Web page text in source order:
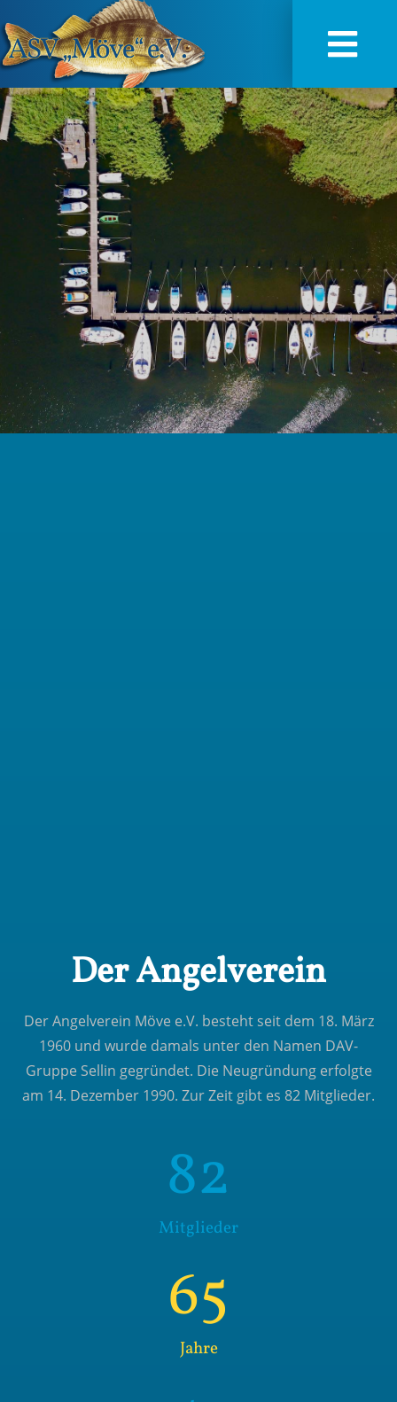
Der Angelverein
Der Angelverein Möve e.V. besteht seit dem 18. März
1960 und wurde damals unter den Namen DAV-
Gruppe Sellin gegründet. Die Neugründung erfolgte
am 14. Dezember 1990. Zur Zeit gibt es 82 Mitglieder.
82
Mitglieder
65
Jahre